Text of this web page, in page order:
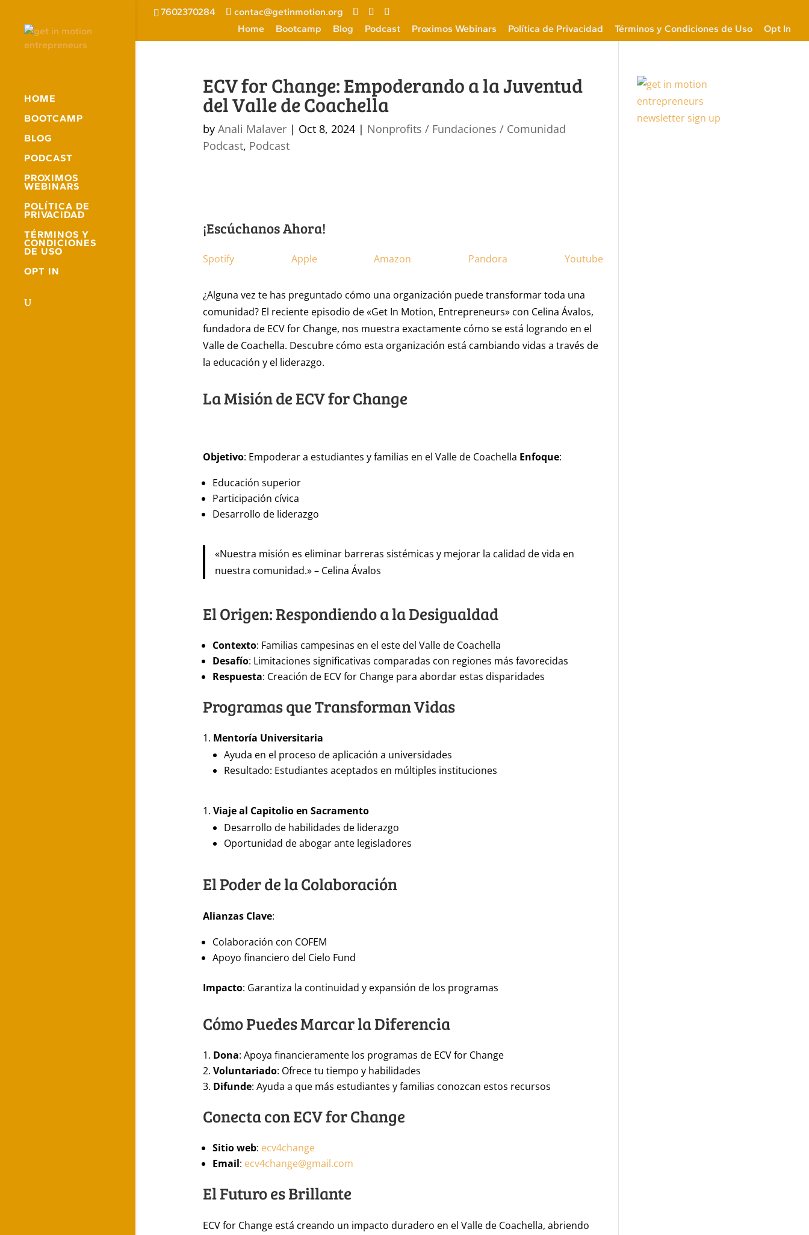
7602370284
contac@getinmotion.org
Home
Bootcamp Blog Podcast Proximos Webinars Política de Privacidad Términos y Condiciones de Uso Opt In
HOME
BOOTCAMP
BLOG
PODCAST
PROXIMOS
WEBINARS
POLÍTICA DE
PRIVACIDAD
TÉRMINOS Y
CONDICIONES
DE USO
OPT IN
ECV for Change: Empoderando a la Juventud
del Valle de Coachella
by Anali Malaver| Oct 8, 2024| Nonprofits / Fundaciones / Comunidad
Podcast, Podcast
¡Escúchanos Ahora!
Spotify Apple Amazon Pandora Youtube
¿Alguna vez te has preguntado cómo una organización puede transformar toda una
comunidad? El reciente episodio de «Get In Motion, Entrepreneurs» con Celina Ávalos,
fundadora de ECV for Change, nos muestra exactamente cómo se está logrando en el
Valle de Coachella. Descubre cómo esta organización está cambiando vidas a través de
la educación y el liderazgo.
La Misión de ECV for Change
Objetivo: Empoderar a estudiantes y familias en el Valle de Coachella Enfoque:
Educación superior
Participación cívica
Desarrollo de liderazgo
«Nuestra misión es eliminar barreras sistémicas y mejorar la calidad de vida en
nuestra comunidad.» – Celina Ávalos
El Origen: Respondiendo a la Desigualdad
Contexto: Familias campesinas en el este del Valle de Coachella
Desafío: Limitaciones significativas comparadas con regiones más favorecidas
Respuesta: Creación de ECV for Change para abordar estas disparidades
Programas que Transforman Vidas
Mentoría Universitaria
Ayuda en el proceso de aplicación a universidades
Resultado: Estudiantes aceptados en múltiples instituciones
Viaje al Capitolio en Sacramento
Desarrollo de habilidades de liderazgo
Oportunidad de abogar ante legisladores
El Poder de la Colaboración
Alianzas Clave:
Colaboración con COFEM
Apoyo financiero del Cielo Fund
Impacto: Garantiza la continuidad y expansión de los programas
Cómo Puedes Marcar la Diferencia
Dona: Apoya financieramente los programas de ECV for Change
Voluntariado: Ofrece tu tiempo y habilidades
Difunde: Ayuda a que más estudiantes y familias conozcan estos recursos
Conecta con ECV for Change
Sitio web: ecv4change
Email: ecv4change@gmail.com
El Futuro es Brillante
ECV for Change está creando un impacto duradero en el Valle de Coachella, abriendo